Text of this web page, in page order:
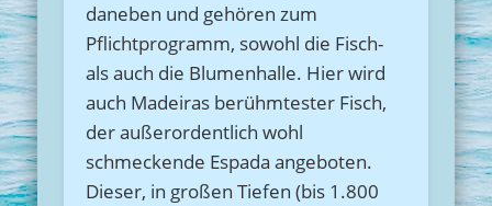
daneben und gehören zum
Pflichtprogramm, sowohl die Fisch-
als auch die Blumenhalle. Hier wird
auch Madeiras berühmtester Fisch,
der außerordentlich wohl
schmeckende Espada angeboten.
Dieser, in großen Tiefen (bis 1.800